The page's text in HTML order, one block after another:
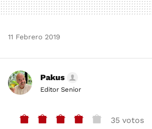
11 Febrero 2019
Pakus
Editor Senior
35 votos